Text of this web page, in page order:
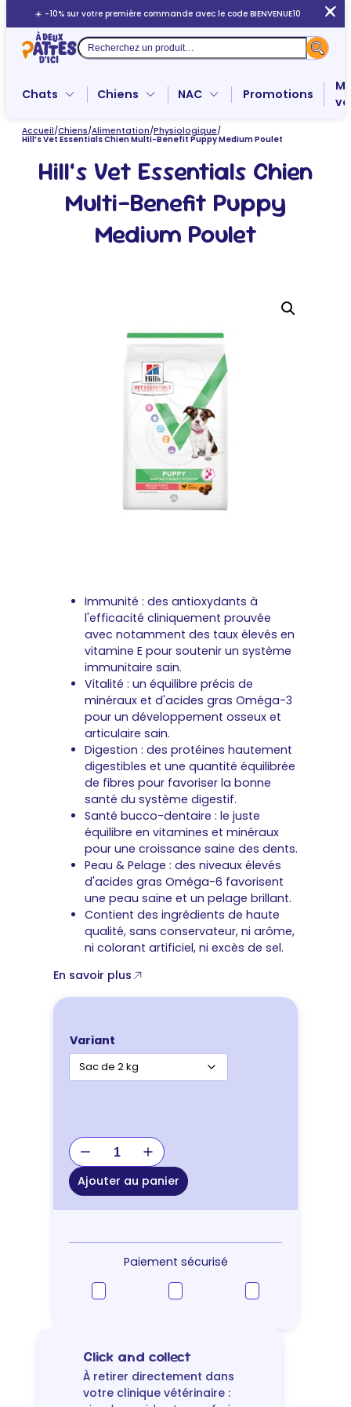
au
contenu
☀️ -10% sur votre première commande avec le code BIENVENUE10
Recherche
Chats Chiens NAC Promotions
Accueil/Chiens/Alimentation/Physiologique/
Hill’s Vet Essentials Chien Multi-Benefit Puppy Medium Poulet
Hill’s Vet Essentials Chien
Multi-Benefit Puppy
Medium Poulet
Immunité : des antioxydants à
l'efficacité cliniquement prouvée
avec notamment des taux élevés en
vitamine E pour soutenir un système
immunitaire sain.
Vitalité : un équilibre précis de
minéraux et d'acides gras Oméga-3
pour un développement osseux et
articulaire sain.
Digestion : des protéines hautement
digestibles et une quantité équilibrée
de fibres pour favoriser la bonne
santé du système digestif.
Santé bucco-dentaire : le juste
équilibre en vitamines et minéraux
pour une croissance saine des dents.
Peau & Pelage : des niveaux élevés
d'acides gras Oméga-6 favorisent
une peau saine et un pelage brillant.
Contient des ingrédients de haute
qualité, sans conservateur, ni arôme,
ni colorant artificiel, ni excès de sel.
En savoir plus
Variant
quantité
de
Hill's
Vet
Essentials
Multi-
Medium
Ajouter au panier
Paiement sécurisé
Click and collect
À retirer directement dans
votre clinique vétérinaire :